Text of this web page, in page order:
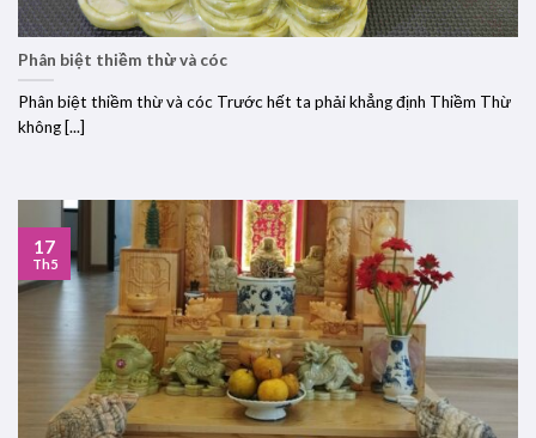
Phân biệt thiềm thừ và cóc
Phân biệt thiềm thừ và cóc Trước hết ta phải khẳng định Thiềm Thừ
không [...]
17
Th5